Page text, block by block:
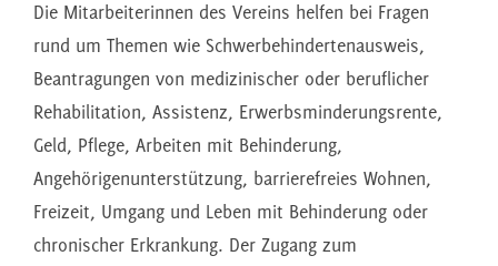
Die Mitarbeiterinnen des Vereins helfen bei Fragen
rund um Themen wie Schwerbehindertenausweis,
Beantragungen von medizinischer oder beruflicher
Rehabilitation, Assistenz, Erwerbsminderungsrente,
Geld, Pflege, Arbeiten mit Behinderung,
Angehörigenunterstützung, barrierefreies Wohnen,
Freizeit, Umgang und Leben mit Behinderung oder
chronischer Erkrankung. Der Zugang zum